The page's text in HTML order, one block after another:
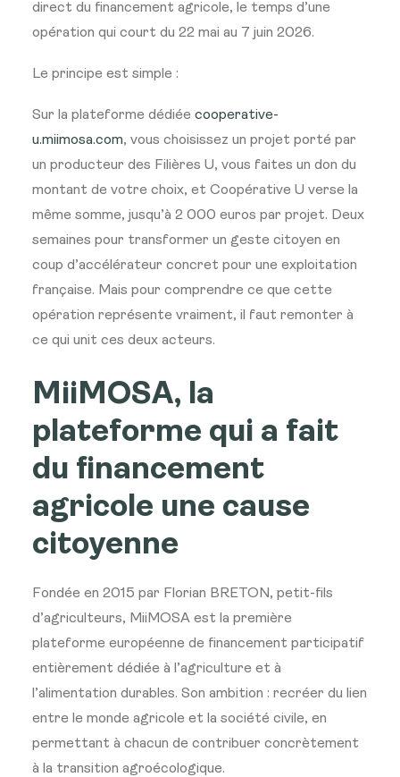
direct du financement agricole, le temps d’une
opération qui court du 22 mai au 7 juin 2026.
Le principe est simple :
Sur la plateforme dédiée cooperative-
u.miimosa.com, vous choisissez un projet porté par
un producteur des Filières U, vous faites un don du
montant de votre choix, et Coopérative U verse la
même somme, jusqu’à 2 000 euros par projet. Deux
semaines pour transformer un geste citoyen en
coup d’accélérateur concret pour une exploitation
française. Mais pour comprendre ce que cette
opération représente vraiment, il faut remonter à
ce qui unit ces deux acteurs.
MiiMOSA, la
plateforme qui a fait
du financement
agricole une cause
citoyenne
Fondée en 2015 par Florian BRETON, petit-fils
d’agriculteurs, MiiMOSA est la première
plateforme européenne de financement participatif
entièrement dédiée à l’agriculture et à
l’alimentation durables. Son ambition : recréer du lien
entre le monde agricole et la société civile, en
permettant à chacun de contribuer concrètement
à la transition agroécologique.